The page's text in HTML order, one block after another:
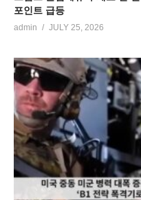
포인트 급등
admin JULY 25, 2026